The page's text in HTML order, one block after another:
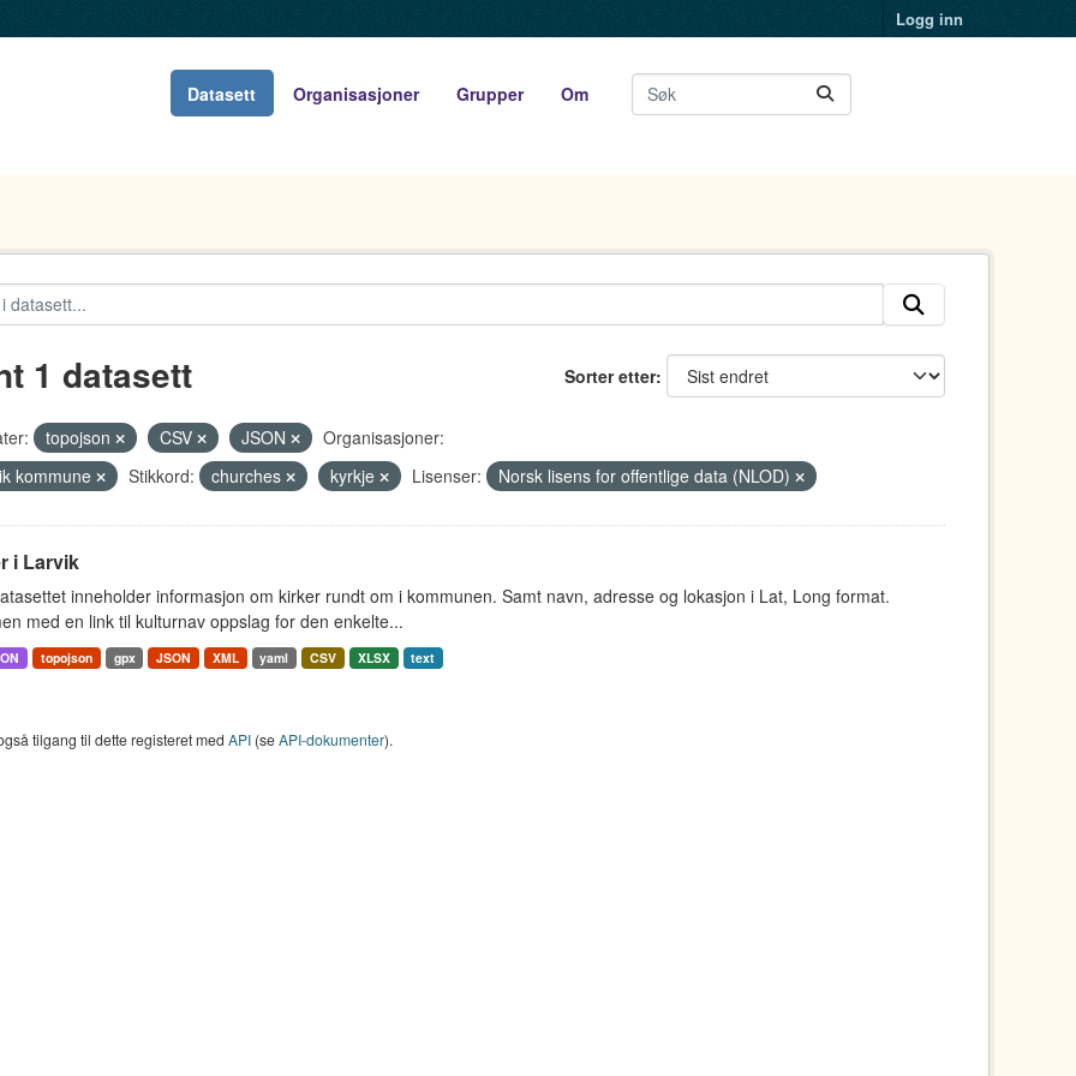
Logg inn
Datasett Organisasjoner Grupper Om
Sorter etter
1 datasett
topojson CSV JSON
Organisasjoner:
kommune
Stikkord: churches kyrkje Lisenser: Norsk lisens for offentlige data (NLOD)
i Larvik
inneholder informasjon om kirker rundt om i kommunen. Samt navn, adresse og lokasjon i Lat, Long format.
med en link til kulturnav oppslag for den enkelte...
topojson gpx JSON XML yaml CSV XLSX text
tilgang til dette registeret med API(seAPI-dokumenter).